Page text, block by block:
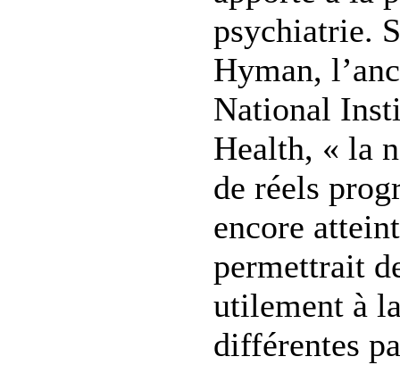
psychiatrie.
Hyman,
National
Health, « la
de réels
encore
permettrait
utilement à
différentes